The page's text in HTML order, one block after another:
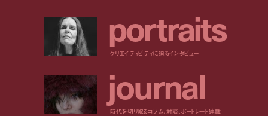
portraits
クリエイティビティに迫るインタビュー
journal
時代を切り取るコラム、対談、ポートレート連載